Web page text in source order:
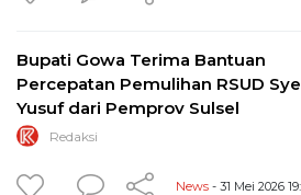
Bupati Gowa Terima Bantuan
Percepatan Pemulihan RSUD
Yusuf dari Pemprov Sulsel
Redaksi
News - 31 Mei 2026